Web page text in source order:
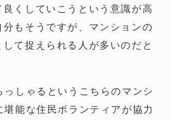
くしていこうという意識が高
分もそうですが、マンションの
て捉えられる人が多いのだと
しゃるというこちらのマンシ
堪能な住民ボランティアが協力